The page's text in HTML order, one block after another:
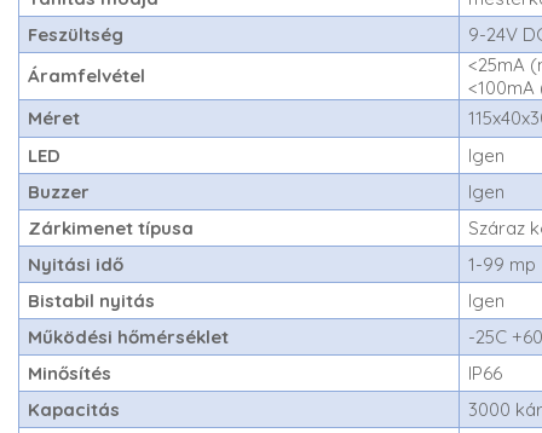
Feszültség
9-24V
Áramfelvétel
<25mA
Méret
LED
Igen
Buzzer
Igen
Zárkimenet típusa
Száraz
Nyitási idő
1-99 mp
Bistabil nyitás
Igen
Működési hőmérséklet
-25C
Minősítés
IP66
Kapacitás
3000